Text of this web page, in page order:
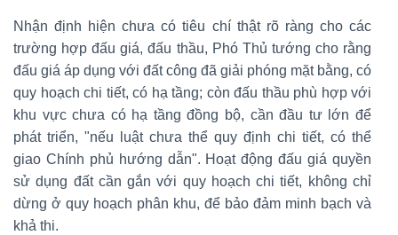
Nhận định hiện chưa có tiêu chí thật rõ ràng cho các
trường hợp đấu giá, đấu thầu, Phó Thủ tướng cho rằng
đấu giá áp dụng với đất công đã giải phóng mặt bằng, có
quy hoạch chi tiết, có hạ tầng; còn đấu thầu phù hợp với
khu vực chưa có hạ tầng đồng bộ, cần đầu tư lớn để
phát triển, "nếu luật chưa thể quy định chi tiết, có thể
giao Chính phủ hướng dẫn". Hoạt động đấu giá quyền
sử dụng đất cần gắn với quy hoạch chi tiết, không chỉ
dừng ở quy hoạch phân khu, để bảo đảm minh bạch và
khả thi.